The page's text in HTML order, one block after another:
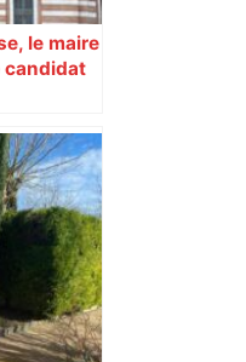
le maire
candidat